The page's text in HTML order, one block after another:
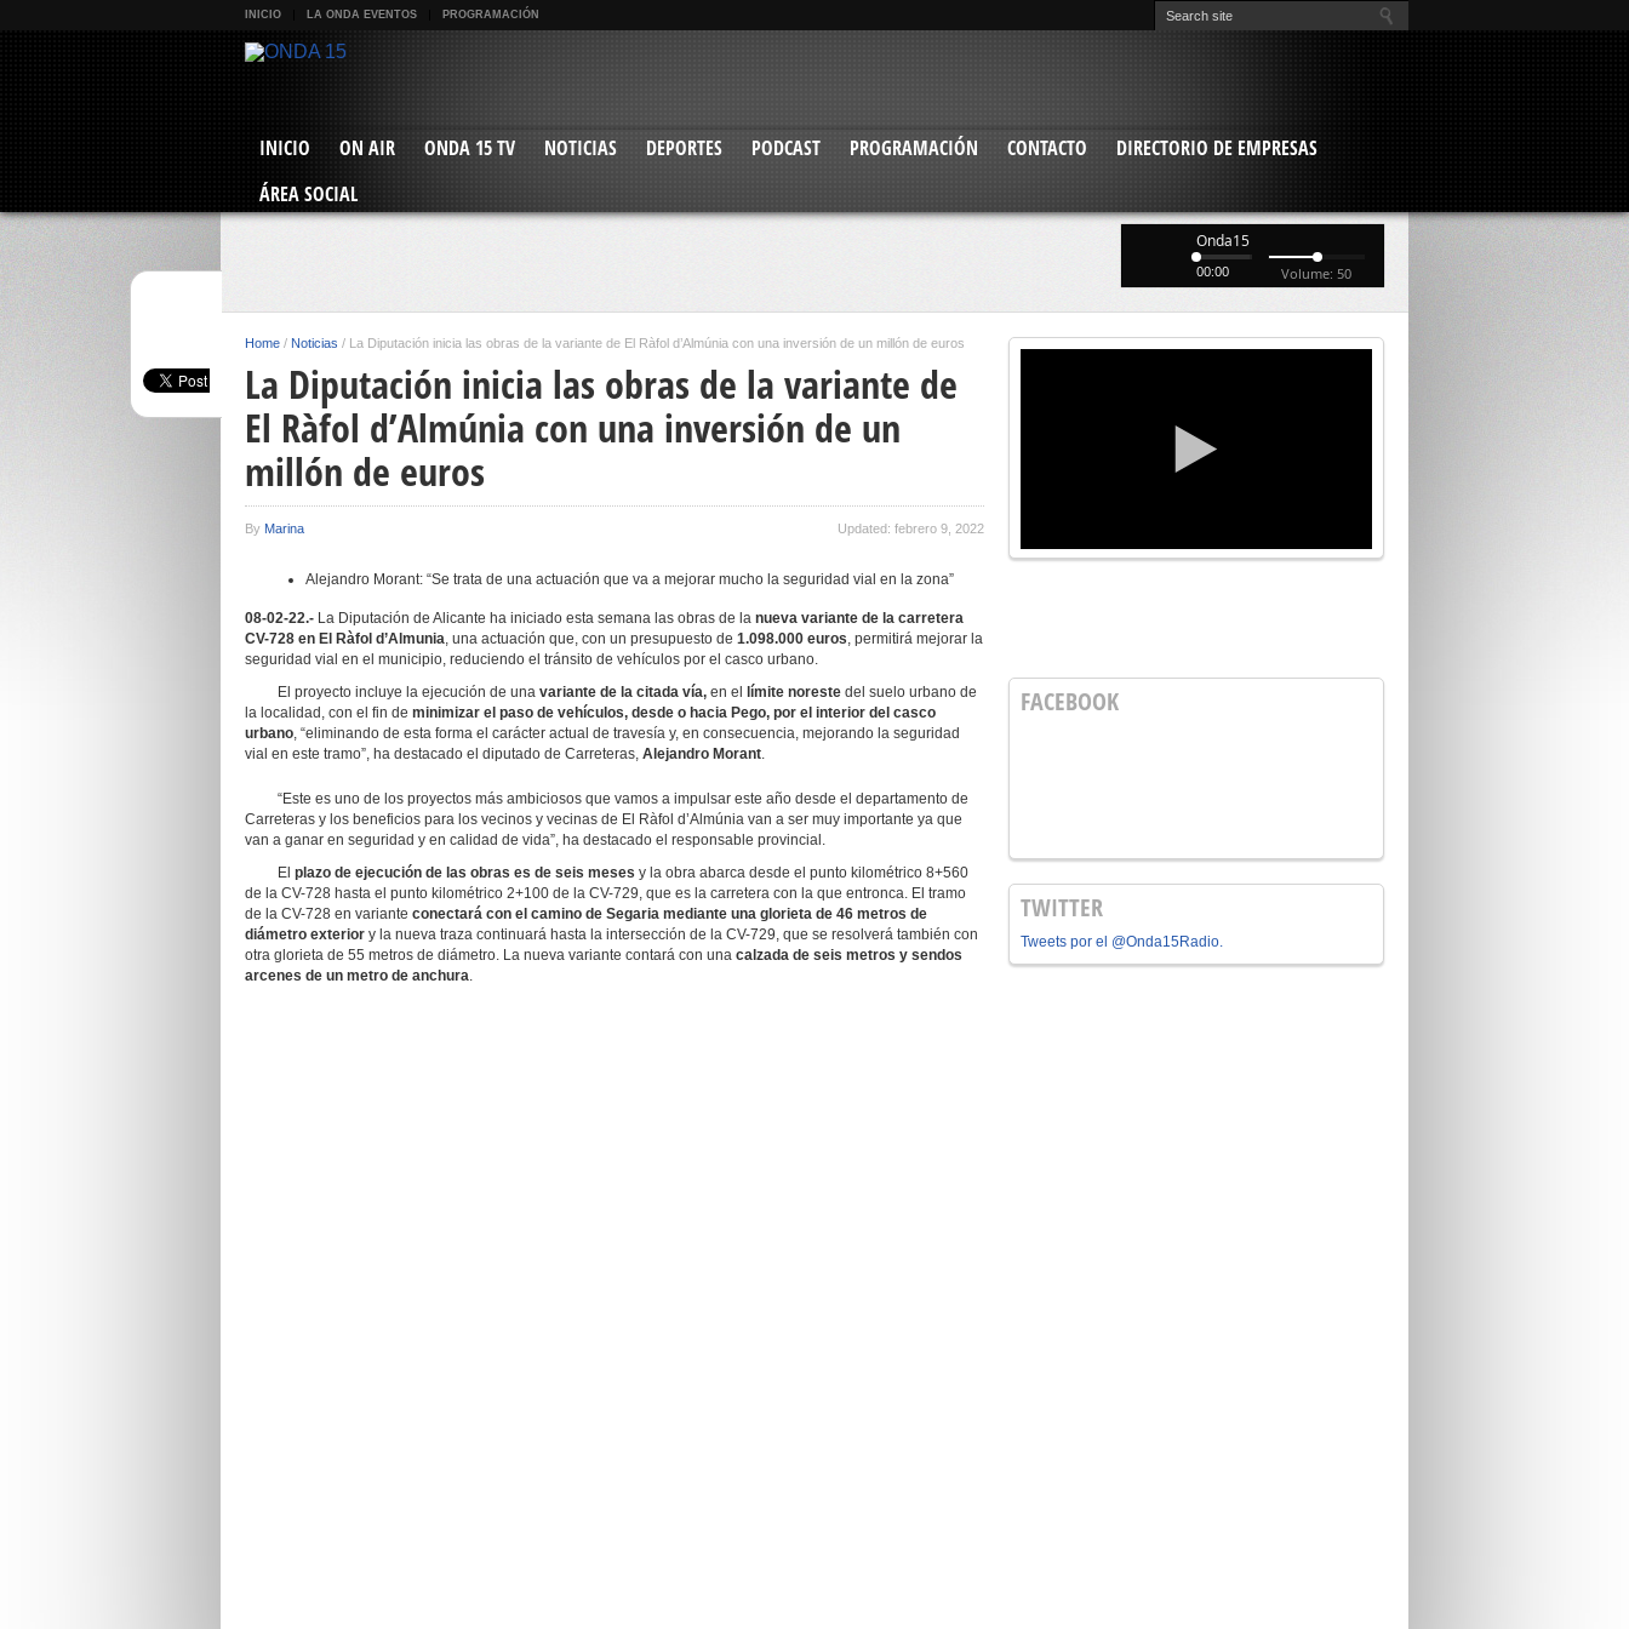
INICIO LA ONDA EVENTOS PROGRAMACIÓN
INICIO ON AIR ONDA 15 TV NOTICIAS DEPORTES PODCAST PROGRAMACIÓN CONTACTO
DIRECTORIO DE EMPRESAS
ÁREA SOCIAL
Onda15
00:00 Volume: 50
Home / Noticias / La Diputación inicia las obras de la variante de El Ràfol d’Almúnia con una inversión de un millón de euros
La Diputación inicia las obras de la variante de
El Ràfol d’Almúnia con una inversión de un
millón de euros
By Marina Updated: febrero 9, 2022
Alejandro Morant: “Se trata de una actuación que va a mejorar mucho la seguridad vial en la zona”
08-02-22.- La Diputación de Alicante ha iniciado esta semana las obras de la nueva variante de la carretera
CV-728 en El Ràfol d’Almunia, una actuación que, con un presupuesto de 1.098.000 euros, permitirá mejorar la
seguridad vial en el municipio, reduciendo el tránsito de vehículos por el casco urbano.
El proyecto incluye la ejecución de una variante de la citada vía, en el límite noreste del suelo urbano de
la localidad, con el fin de minimizar el paso de vehículos, desde o hacia Pego, por el interior del casco
urbano, “eliminando de esta forma el carácter actual de travesía y, en consecuencia, mejorando la seguridad
vial en este tramo”, ha destacado el diputado de Carreteras, Alejandro Morant.
“Este es uno de los proyectos más ambiciosos que vamos a impulsar este año desde el departamento de
Carreteras y los beneficios para los vecinos y vecinas de El Ràfol d’Almúnia van a ser muy importante ya que
van a ganar en seguridad y en calidad de vida”, ha destacado el responsable provincial.
El plazo de ejecución de las obras es de seis meses y la obra abarca desde el punto kilométrico 8+560
de la CV-728 hasta el punto kilométrico 2+100 de la CV-729, que es la carretera con la que entronca. El tramo
de la CV-728 en variante conectará con el camino de Segaria mediante una glorieta de 46 metros de
diámetro exterior y la nueva traza continuará hasta la intersección de la CV-729, que se resolverá también con
otra glorieta de 55 metros de diámetro. La nueva variante contará con una calzada de seis metros y sendos
arcenes de un metro de anchura.
FACEBOOK
TWITTER
Tweets por el @Onda15Radio.